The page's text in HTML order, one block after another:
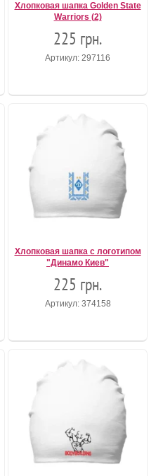
Хлопковая шапка Golden State
Warriors (2)
225 грн.
Артикул: 297116
Хлопковая шапка с логотипом
"Динамо Киев"
225 грн.
Артикул: 374158